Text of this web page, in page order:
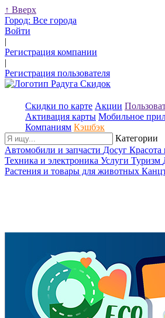
↑ Вверх
Город: Все города
Войти
|
Регистрация компании
|
Регистрация пользователя
Скидки по карте Акции
Активация карты Мобильное
Компаниям Кэшбэк
Категории
Автомобили и запчасти Досуг Красота
Техника и электроника Услуги Туризм
Растения и товары для животных